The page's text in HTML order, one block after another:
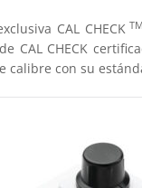
CAL CHECK TM
CAL CHECK
calibre con su